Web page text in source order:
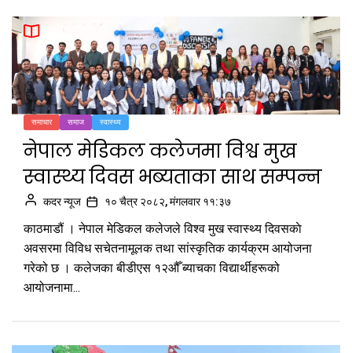
समाचार समाज स्वास्थ्य
नेपाल मेडिकल कलेजमा विश्व मुख
स्वास्थ्य दिवस भब्यताका साथ सम्पन्न
कदर न्यूज १० चैत्र २०८२, मंगलवार ११:३७
काठमाडौं । नेपाल मेडिकल कलेजले विश्व मुख स्वास्थ्य दिवसकाे
अवसरमा विविध सचेतनामूलक तथा सांस्कृतिक कार्यक्रम आयोजना
गरेको छ । कलेजका बीडीएस १२औँ ब्याचका विद्यार्थीहरूको
आयोजनामा...